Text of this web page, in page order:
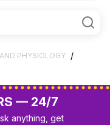
PHYSIOLOGY /
— 24/7
anything, get